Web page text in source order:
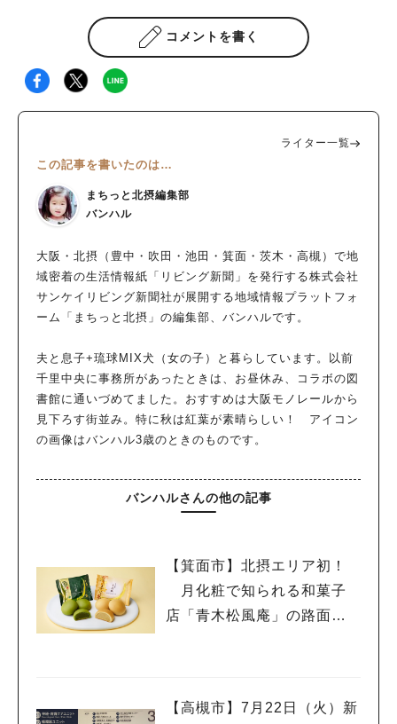
コメントを書く
ライター一覧
この記事を書いたのは…
まちっと北摂編集部
バンハル
大阪・北摂（豊中・吹田・池田・箕面・茨木・高槻）で地
域密着の生活情報紙「リビング新聞」を発行する株式会社
サンケイリビング新聞社が展開する地域情報プラットフォ
ーム「まちっと北摂」の編集部、バンハルです。
夫と息子+琉球MIX犬（女の子）と暮らしています。以前
千里中央に事務所があったときは、お昼休み、コラボの図
書館に通いづめてました。おすすめは大阪モノレールから
見下ろす街並み。特に秋は紅葉が素晴らしい！ アイコン
の画像はバンハル3歳のときのものです。
バンハルさんの他の記事
【箕面市】北摂エリア初！
月化粧で知られる和菓子
店「青木松風庵」の路面店
【高槻市】7月22日（火）新